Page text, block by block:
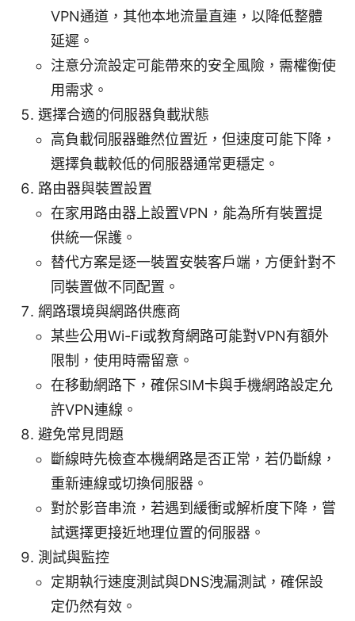
VPN通道，其他本地流量直連，以降低整體
延遲。
注意分流設定可能帶來的安全風險，需權衡使
用需求。
選擇合適的伺服器負載狀態
高負載伺服器雖然位置近，但速度可能下降，
選擇負載較低的伺服器通常更穩定。
路由器與裝置設置
在家用路由器上設置VPN，能為所有裝置提
供統一保護。
替代方案是逐一裝置安裝客戶端，方便針對不
同裝置做不同配置。
網路環境與網路供應商
某些公用Wi-Fi或教育網路可能對VPN有額外
限制，使用時需留意。
在移動網路下，確保SIM卡與手機網路設定允
許VPN連線。
避免常見問題
斷線時先檢查本機網路是否正常，若仍斷線，
重新連線或切換伺服器。
對於影音串流，若遇到緩衝或解析度下降，嘗
試選擇更接近地理位置的伺服器。
測試與監控
定期執行速度測試與DNS洩漏測試，確保設
定仍然有效。